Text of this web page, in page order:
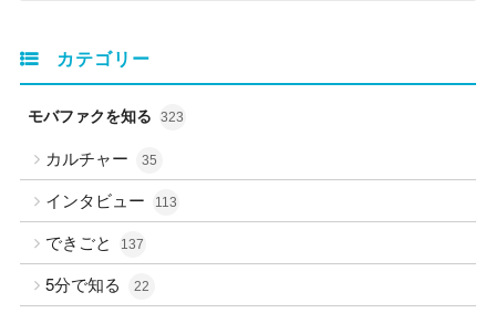
カテゴリー
モバファクを知る 323
カルチャー 35
インタビュー 113
できごと 137
5分で知る 22